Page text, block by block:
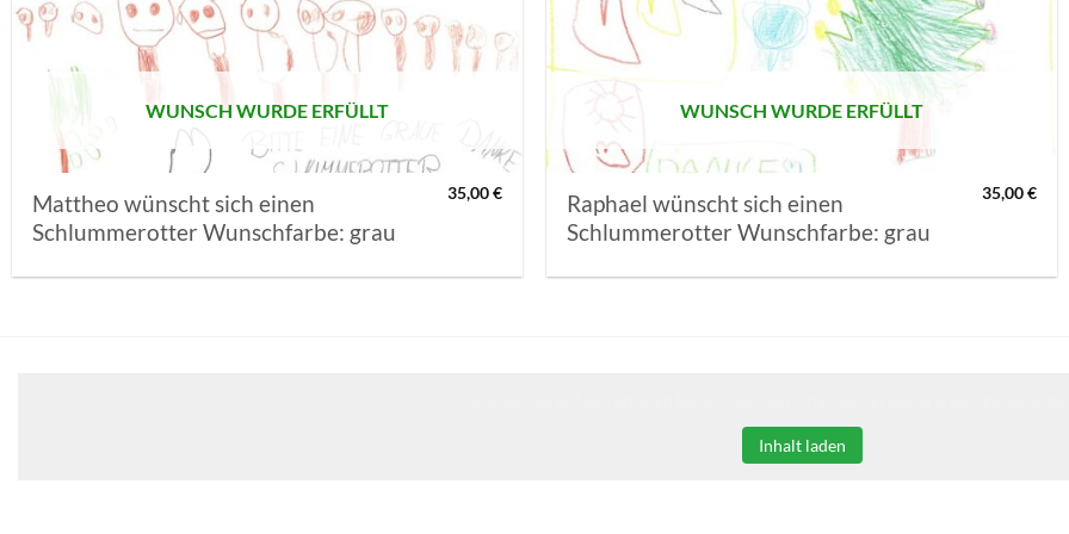
MERKLISTE
SETZEN
WUNSCH WURDE ERFÜLLT
Mattheo wünscht sich einen
Schlummerotter Wunschfarbe: grau
35,00€
MERKLISTE
SETZEN
WUNSCH WURDE ERFÜLLT
Raphael wünscht sich einen
Schlummerotter Wunschfarbe: grau
35,00€
Inhalt laden